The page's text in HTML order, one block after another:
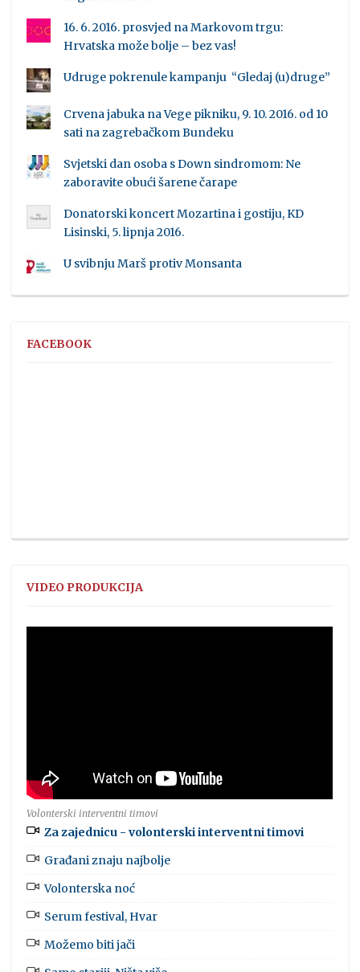
16. 6. 2016. prosvjed na Markovom trgu:
Hrvatska može bolje – bez vas!
Udruge pokrenule kampanju “Gledaj (u)druge”
Crvena jabuka na Vege pikniku, 9. 10. 2016. od 10
sati na zagrebačkom Bundeku
Svjetski dan osoba s Down sindromom: Ne
zaboravite obući šarene čarape
Donatorski koncert Mozartina i gostiju, KD
Lisinski, 5. lipnja 2016.
U svibnju Marš protiv Monsanta
FACEBOOK
VIDEO PRODUKCIJA
Volonterski interventni timovi
Za zajednicu - volonterski interventni timovi
Građani znaju najbolje
Volonterska noć
Serum festival, Hvar
Možemo biti jači